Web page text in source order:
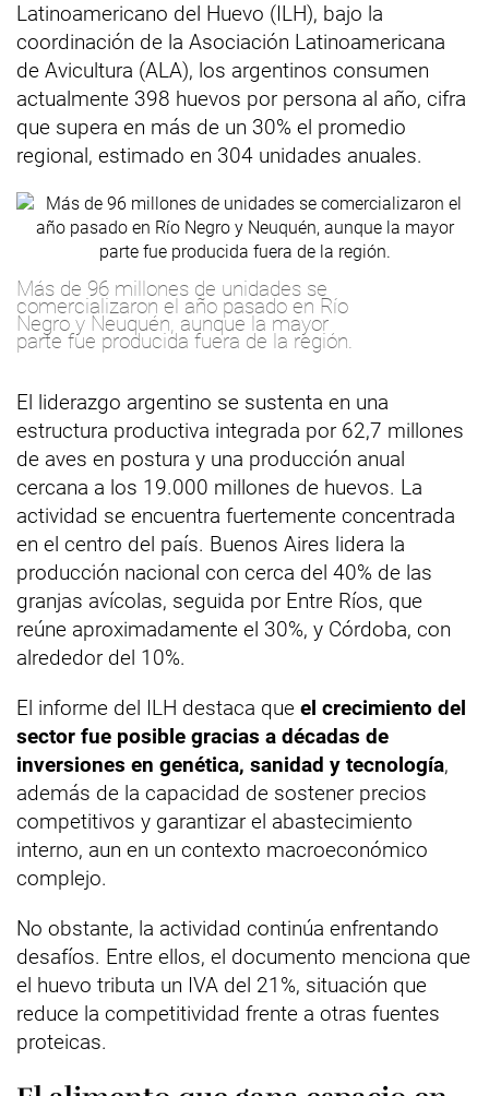
Latinoamericano del Huevo (ILH), bajo la
coordinación de la Asociación Latinoamericana
de Avicultura (ALA), los argentinos consumen
actualmente 398 huevos por persona al año, cifra
que supera en más de un 30% el promedio
regional, estimado en 304 unidades anuales.
Más de 96 millones de unidades se
comercializaron el año pasado en Río
Negro y Neuquén, aunque la mayor
parte fue producida fuera de la región.
El liderazgo argentino se sustenta en una
estructura productiva integrada por 62,7 millones
de aves en postura y una producción anual
cercana a los 19.000 millones de huevos. La
actividad se encuentra fuertemente concentrada
en el centro del país. Buenos Aires lidera la
producción nacional con cerca del 40% de las
granjas avícolas, seguida por Entre Ríos, que
reúne aproximadamente el 30%, y Córdoba, con
alrededor del 10%.
El informe del ILH destaca que el crecimiento del
sector fue posible gracias a décadas de
inversiones en genética, sanidad y tecnología,
además de la capacidad de sostener precios
competitivos y garantizar el abastecimiento
interno, aun en un contexto macroeconómico
complejo.
No obstante, la actividad continúa enfrentando
desafíos. Entre ellos, el documento menciona que
el huevo tributa un IVA del 21%, situación que
reduce la competitividad frente a otras fuentes
proteicas.